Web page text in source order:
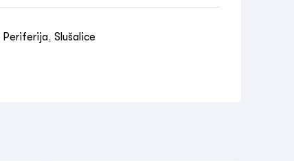
Periferija, Slušalice